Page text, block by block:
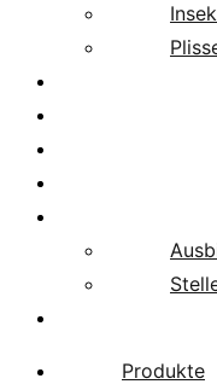
Produkte